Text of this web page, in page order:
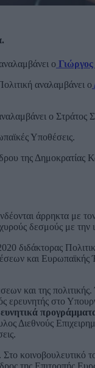
ο
αναλαμβάνει ο
ο Στράτος
Υποθέσεις.
της Δημοκρατίας
άρρηκτα με
δεσμούς με την
διδάκτορας
και
και της πολιτικής.
ερευνητής στο
Διεθνούς
κοινοβουλευτικό